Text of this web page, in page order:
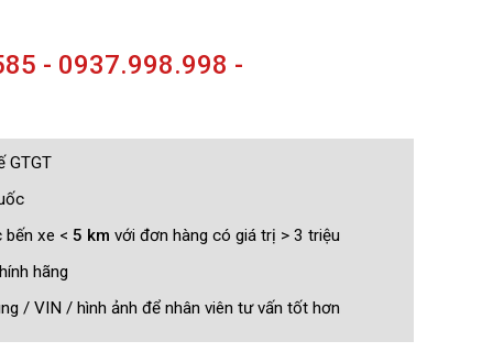
- 0937.998.998 -
GTGT
bến xe < 5 km với đơn hàng có giá trị > 3 triệu
hãng
/ VIN / hình ảnh để nhân viên tư vấn tốt hơn